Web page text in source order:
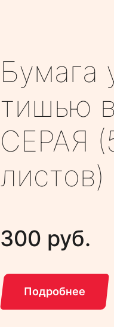
Бумага
тишью
СЕРАЯ
листов)
300 руб.
Подробнее